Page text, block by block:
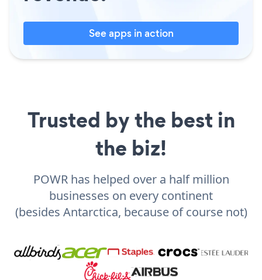
See apps in action
Trusted by the best in
the biz!
POWR has helped over a half million
businesses on every continent
(besides Antarctica, because of course not)